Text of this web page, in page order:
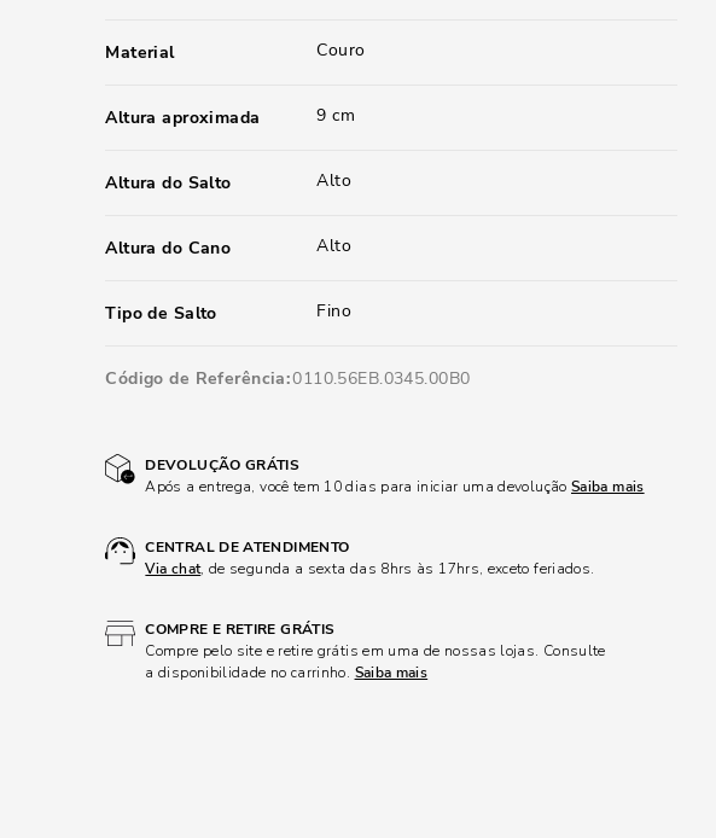
Material Couro
Altura aproximada 9 cm
Altura do Salto Alto
Altura do Cano Alto
Tipo de Salto Fino
Código de Referência 0110.56EB.0345.00B0
DEVOLUÇÃO GRÁTIS
Após a entrega, você tem 10 dias para iniciar uma devolução Saiba mais
CENTRAL DE ATENDIMENTO
Via chat, de segunda a sexta das 8hrs às 17hrs, exceto feriados.
COMPRE E RETIRE GRÁTIS
Compre pelo site e retire grátis em uma de nossas lojas. Consulte
a disponibilidade no carrinho. Saiba mais